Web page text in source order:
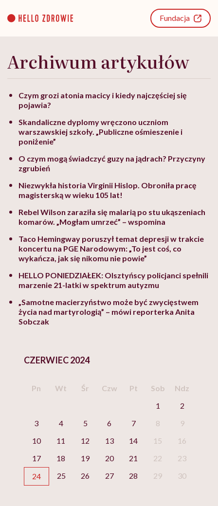
content
Fundacja
Archiwum artykułów
Czym grozi atonia macicy i kiedy najczęściej się
pojawia?
Skandaliczne dyplomy wręczono uczniom
warszawskiej szkoły. „Publiczne ośmieszenie i
poniżenie”
O czym mogą świadczyć guzy na jądrach? Przyczyny
zgrubień
Niezwykła historia Virginii Hislop. Obroniła pracę
magisterską w wieku 105 lat!
Rebel Wilson zaraziła się malarią po stu ukąszeniach
komarów. „Mogłam umrzeć” – wspomina
Taco Hemingway poruszył temat depresji w trakcie
koncertu na PGE Narodowym: „To jest coś, co
wykańcza, jak się nikomu nie powie”
HELLO PONIEDZIAŁEK: Olsztyńscy policjanci spełnili
marzenie 21-latki w spektrum autyzmu
„Samotne macierzyństwo może być zwycięstwem
życia nad martyrologią” – mówi reporterka Anita
Sobczak
CZERWIEC 2024
Pn Wt Śr Czw Pt Sob
Ndz
1
2
3
4 5 6 7 8
9
10
11 12 13 14 15
16
17
18 19 20 21 22
23
24
25 26 27 28 29 30